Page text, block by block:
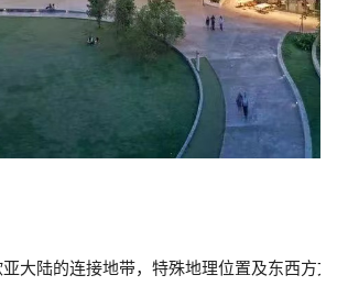
大陆的连接地带，特殊地理位置及东西方